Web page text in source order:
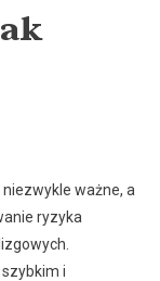
ważne, a
ryzyka
i